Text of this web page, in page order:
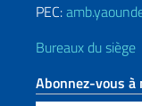
PEC:
Bureaux du siège
Abonnez-vous